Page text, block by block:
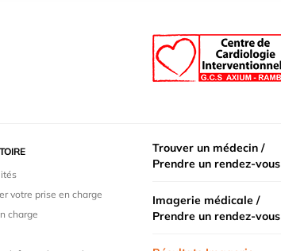
votre prise en charge
charge
Trouver un médecin /
Prendre un rendez-vous
Imagerie médicale /
Prendre un rendez-vous